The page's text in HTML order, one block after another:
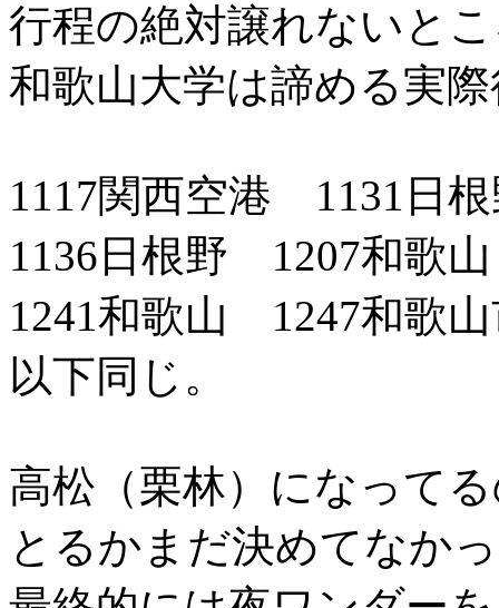
行程の絶対譲れないと
和歌山大学は諦める実
1117関西空港 1131日
1136日根野 1207和歌山
1241和歌山 1247和歌
以下同じ。
高松（栗林）になって
とるかまだ決めてなか